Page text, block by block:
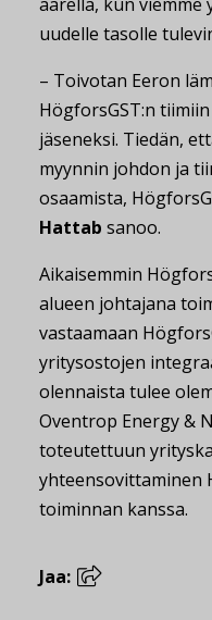
uudelle tasolle
– Toivotan Eeron
HögforsGST:n
jäseneksi. Tiedän,
myynnin johdon ja
osaamista,
Hattab sanoo.
Aikaisemmin
alueen johtajana
vastaamaan
yritysostojen
olennaista tulee
Oventrop Energy &
toteutettuun
yhteensovittaminen
toiminnan kanssa.
Jaa: